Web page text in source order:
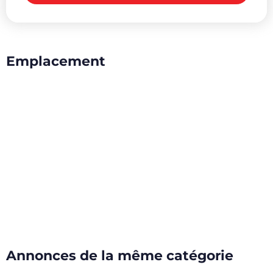
Emplacement
Annonces de la même catégorie